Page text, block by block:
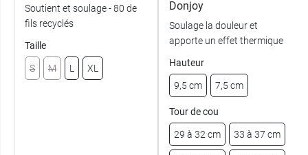
Soutient et soulage - 80 de
fils recyclés
Taille
S M L XL
Donjoy
Soulage la douleur et
apporte un effet thermique
Hauteur
9,5 cm 7,5 cm
Tour de cou
29 à 32 cm 33 à 37 cm